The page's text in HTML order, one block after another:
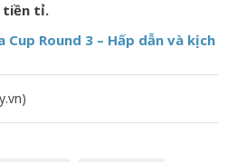
tiền tỉ.
Cup Round 3 – Hấp dẫn và kịch